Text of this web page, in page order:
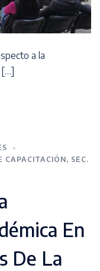
a la
[…]
CAPACITACIÓN, SEC.
En
De La